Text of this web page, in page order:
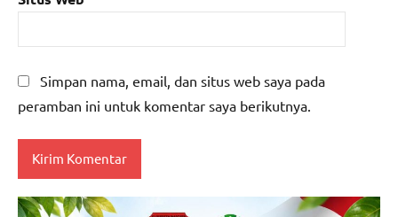
Simpan nama, email, dan situs web saya pada
peramban ini untuk komentar saya berikutnya.